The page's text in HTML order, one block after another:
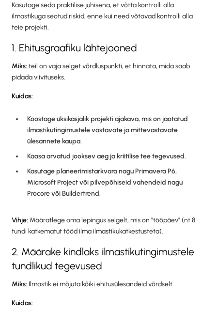
Kasutage seda praktilise juhisena, et võtta kontrolli alla
ilmastikuga seotud riskid, enne kui need võtavad kontrolli alla
teie projekti.
1. Ehitusgraafiku lähtejooned
Miks: teil on vaja selget võrdluspunkti, et hinnata, mida saab
pidada viivituseks.
Kuidas:
Koostage üksikasjalik projekti ajakava, mis on jaotatud
ilmastikutingimustele vastavate ja mittevastavate
ülesannete kaupa.
Kaasa arvatud jooksev aeg ja kriitilise tee tegevused.
Kasutage planeerimistarkvara nagu Primavera P6,
Microsoft Project või pilvepõhiseid vahendeid nagu
Procore või Buildertrend.
Vihje: Määratlege oma lepingus selgelt, mis on "tööpäev" (nt 8
tundi katkematut tööd ilma ilmastikukatkestusteta).
2. Määrake kindlaks ilmastikutingimustele
tundlikud tegevused
Miks: Ilmastik ei mõjuta kõiki ehitusülesandeid võrdselt.
Kuidas: